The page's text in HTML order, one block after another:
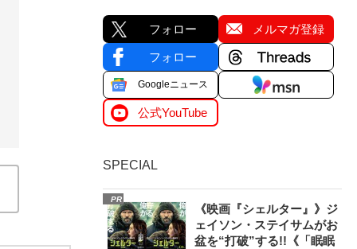
フォロー メルマガ登録
フォロー
Googleニュース
公式YouTube
SPECIAL
PR
《映画『シェルター』》ジ
ェイソン・ステイサムがお
盆を“打破”する!!《「眠眠